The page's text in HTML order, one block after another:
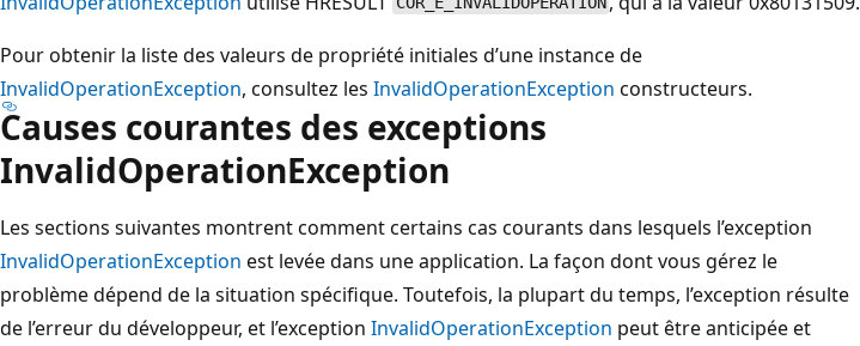
Pour obtenir la liste des valeurs de propriété initiales d’une instance de
InvalidOperationException, consultez les InvalidOperationException constructeurs.
Causes courantes des exceptions
InvalidOperationException
Les sections suivantes montrent comment certains cas courants dans lesquels l’exception
InvalidOperationException est levée dans une application. La façon dont vous gérez le
problème dépend de la situation spécifique. Toutefois, la plupart du temps, l’exception résulte
de l’erreur du développeur, et l’exception InvalidOperationException peut être anticipée et